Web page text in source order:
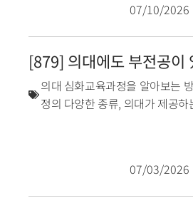
07/10/2026
[879] 의대에도 부전공이
의대 심화교육과정을 알아보는
정의 다양한 종류, 의대가 제공하
07/03/2026